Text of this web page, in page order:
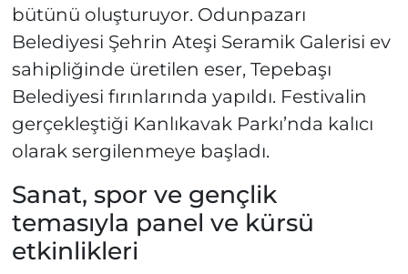
bütünü oluşturuyor. Odunpazarı
Belediyesi Şehrin Ateşi Seramik Galerisi ev
sahipliğinde üretilen eser, Tepebaşı
Belediyesi fırınlarında yapıldı. Festivalin
gerçekleştiği Kanlıkavak Parkı’nda kalıcı
olarak sergilenmeye başladı.
Sanat, spor ve gençlik
temasıyla panel ve kürsü
etkinlikleri